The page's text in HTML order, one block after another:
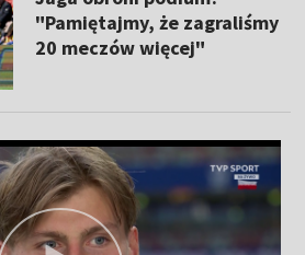
"Pamiętajmy, że zagraliśmy
20 meczów więcej"